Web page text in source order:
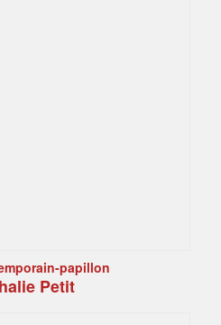
papillon
Petit